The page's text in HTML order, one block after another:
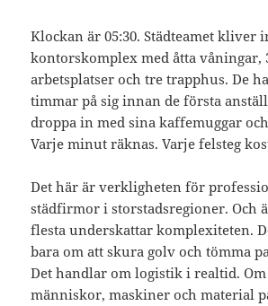
Klockan är 05:30. Städteamet kliver
kontorskomplex med åtta våningar,
arbetsplatser och tre trapphus. De
timmar på sig innan de första
droppa in med sina kaffemuggar
Varje minut räknas. Varje felsteg
Det här är verkligheten för
städfirmor i storstadsregioner. Och
flesta underskattar komplexiteten.
bara om att skura golv och tömma
Det handlar om logistik i realtid.
människor, maskiner och material